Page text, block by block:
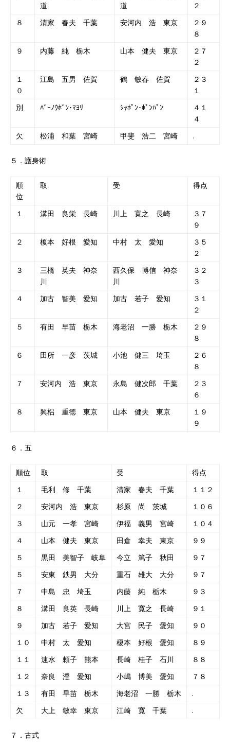
道
道
２
８
清家 春夫 千葉 安河内 浩 東京
２９
８
９
内藤 純 栃木 山本 健夫 東京
２７
２
１
０
江島 五男 佐賀 鶴 敏春 佐賀
２３
１
別
ﾊﾞｰﾉｳﾎﾞﾝ･ﾏﾖﾘ ｼｬﾎﾟﾝ･ﾎﾟﾝﾊﾟﾝ
４１
４
欠
松浦 和葉 宮崎 甲斐 浩二 宮崎 .
５．護身術
順
位
取 受 得点
１ 溝田 良栄 長崎 川上 寛之 長崎
３７
９
２
榎本 好根 愛知 中村 太 愛知
３５
２
３
三橋 英夫 神奈
川
西久保 博信 神奈
川
３２
３
４
加古 智美 愛知 加古 若子 愛知
３１
２
５
有田 早苗 栃木 海老沼 一勝 栃木
２９
８
６
田所 一彦 茨城 小池 健三 埼玉
２６
８
７
安河内 浩 東京 永島 健次郎 千葉
２３
６
８
興梠 重徳 東京 山本 健夫 東京
１９
９
６．五
順位 取 受
得点
１
毛利 修 千葉 清家 春夫 千葉
１１２
２
安河内 浩 東京 杉原 尚 茨城
１０６
３
山元 一孝 宮崎 伊福 義男 宮崎
１０４
４
山本 健夫 東京 田倉 幸夫 東京
９９
５
黒田 美智子 岐阜 今立 篤子 秋田
９７
５
安東 鉄男 大分 重石 雄大 大分
９７
７
中島 忠 埼玉 内藤 純 栃木
９３
８
溝田 良英 長崎 川上 寛之 長崎
９１
９
加古 若子 愛知 大宮 民子 愛知
９０
１０
中村 太 愛知 榎本 好根 愛知
８９
１１
速水 頼子 熊本 長崎 桂子 石川
８８
１２
奈良 澄 愛知 小嶋 博美 愛知
７８
１３
有田 早苗 栃木 海老沼 一勝 栃木
.
欠
大上 敏幸 東京 江崎 寛 千葉 .
７．古式